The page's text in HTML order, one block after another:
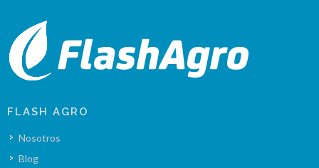
FLASH AGRO
Nosotros
Blog